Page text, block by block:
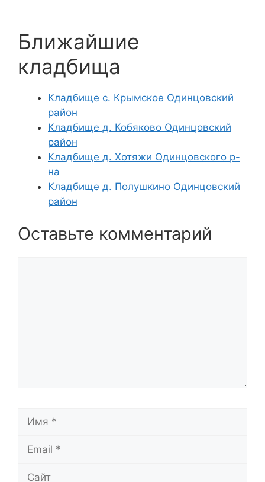
Ближайшие
кладбища
Кладбище с. Крымское Одинцовский
район
Кладбище д. Кобяково Одинцовский
район
Кладбище д. Хотяжи Одинцовского р-
на
Кладбище д. Полушкино Одинцовский
район
Оставьте комментарий